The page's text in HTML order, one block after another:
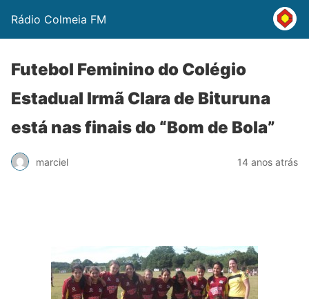
Rádio Colmeia FM
Futebol Feminino do Colégio
Estadual Irmã Clara de Bituruna
está nas finais do “Bom de Bola”
marciel 14 anos atrás